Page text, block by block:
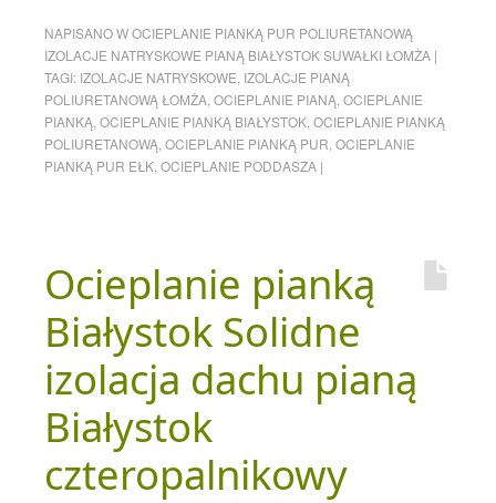
NAPISANO WOCIEPLANIE PIANKĄ PUR POLIURETANOWĄ
IZOLACJE NATRYSKOWE PIANĄ BIAŁYSTOK SUWAŁKI ŁOMŻA |
TAGI: IZOLACJE NATRYSKOWE IZOLACJE PIANĄ
POLIURETANOWĄ ŁOMŻA OCIEPLANIE PIANĄ OCIEPLANIE
PIANKĄ OCIEPLANIE PIANKĄ BIAŁYSTOK OCIEPLANIE PIANKĄ
POLIURETANOWĄ OCIEPLANIE PIANKĄ PUR OCIEPLANIE
PIANKĄ PUR EŁK OCIEPLANIE PODDASZA |
Ocieplanie pianką
Białystok Solidne
izolacja dachu pianą
Białystok
czteropalnikowy